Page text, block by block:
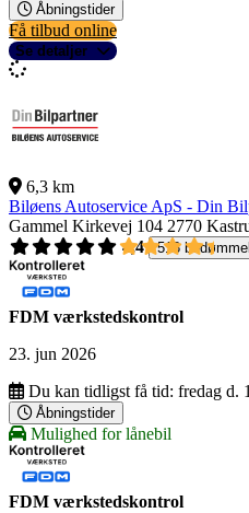
Åbningstider
Få tilbud online
Se detaljer
6,3 km
Biløens Autoservice ApS - Din
Gammel Kirkevej 104 2770
4,4
518
FDM værkstedskontrol
23. jun 2026
Du kan tidligst få tid: fredag d.
Åbningstider
Mulighed for lånebil
FDM værkstedskontrol